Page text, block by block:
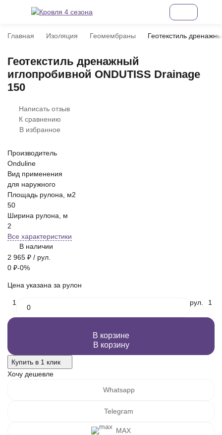
Главная Изоляция Геомембраны Геотекстиль
Геотекстиль дренажный
иглопробивной ONDUTISS Drainage
150
Написать отзыв
К сравнению
В избранное
Производитель
Onduline
Вид применения
для наружного
Площадь рулона, м2
50
Ширина рулона, м
2
Все характеристики
В наличии
2 965 ₽ / рул.
0 ₽-0%
Цена указана за рулон
1 рул. 1
В корзине
В корзину
Купить в 1 клик
Хочу дешевле
Whatsapp
Telegram
MAX